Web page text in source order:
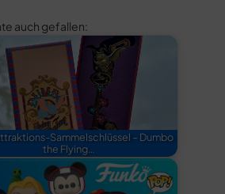
auch gefallen:
Sammelschlüssel – Dumbo
the Flying…